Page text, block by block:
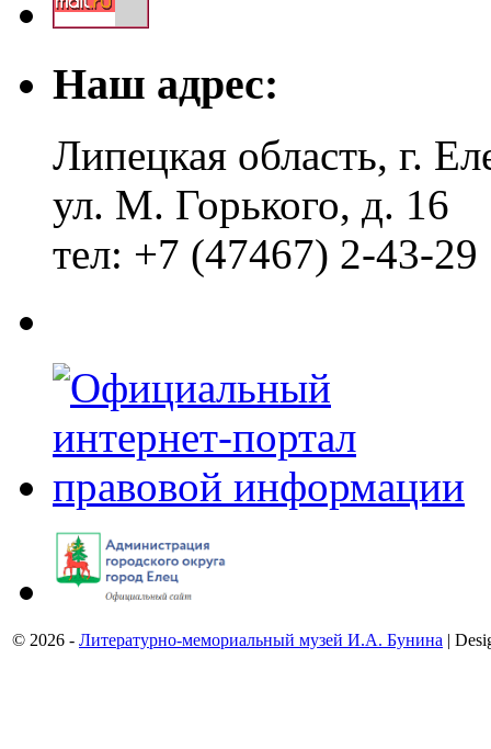
Наш адрес:
Липецкая область, г.
ул. М. Горького, д. 16
тел: +7 (47467) 2-43-29
© 2026 - Литературно-мемориальный музей И.А. Бунина |